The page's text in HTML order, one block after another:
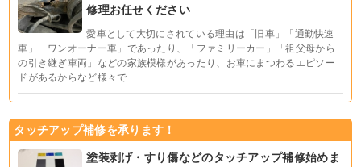
修理お任せください
愛車として大切にされている理由は「旧車」「通勤快速
車」「ワンオーナー車」であったり、「ファミリーカー」「祖父母から
の引き継ぎ車両」などの家族模様があったり、お車にまつわるエピソー
ドがあるからなど様々で
タッチアップ補修を承ります！
塗装剥げ・すり傷などのタッチアップ補修始めま